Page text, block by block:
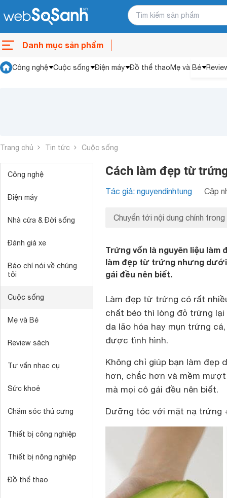
Danh mục sản phẩm
Công nghệ Cuộc sống Điện máy Đồ thể thaoMẹ và Bé
Trang chủ Tin tức Cuộc sống
Công nghệ
Điện máy
Nhà cửa & Đời sống
Đánh giá xe
Báo chí nói về chúng
tôi
Cuộc sống
Mẹ và Bé
Review sách
Tư vấn nhạc cụ
Sức khoẻ
Chăm sóc thú cưng
Thiết bị công nghiệp
Thiết bị nông nghiệp
Đồ thể thao
Cách làm đẹp từ
Tác giả: nguyendinhtung Cập
Chuyển tới nội dung chính trong
Trứng vốn là nguyên liệu làm
làm đẹp từ trứng nhưng dưới
gái đều nên biết.
Làm đẹp từ trứng có rất
chất béo thì lòng đỏ trứng
da lão hóa hay mụn trứng
được tình hình.
Không chỉ giúp bạn làm đẹp
hơn, chắc hơn và mềm
mà mọi cô gái đều nên biết.
Dưỡng tóc với mặt nạ trứng